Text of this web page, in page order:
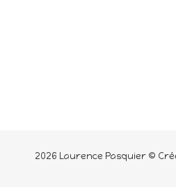
2026 Laurence Pasquier ©